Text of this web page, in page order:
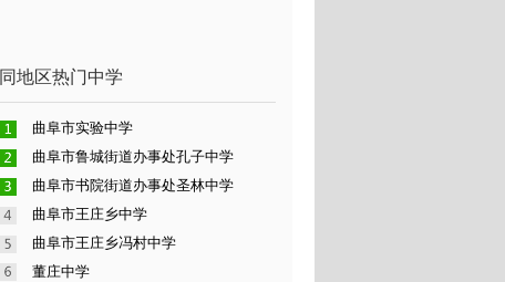
同地区热门中学
曲阜市实验中学
曲阜市鲁城街道办事处孔子中学
曲阜市书院街道办事处圣林中学
曲阜市王庄乡中学
曲阜市王庄乡冯村中学
董庄中学